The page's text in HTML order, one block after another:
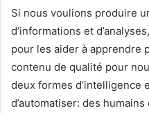
Si nous voulions produire
d’informations et
pour les aider à apprendre
contenu de qualité pour
deux formes d’intelligence
d’automatiser: des